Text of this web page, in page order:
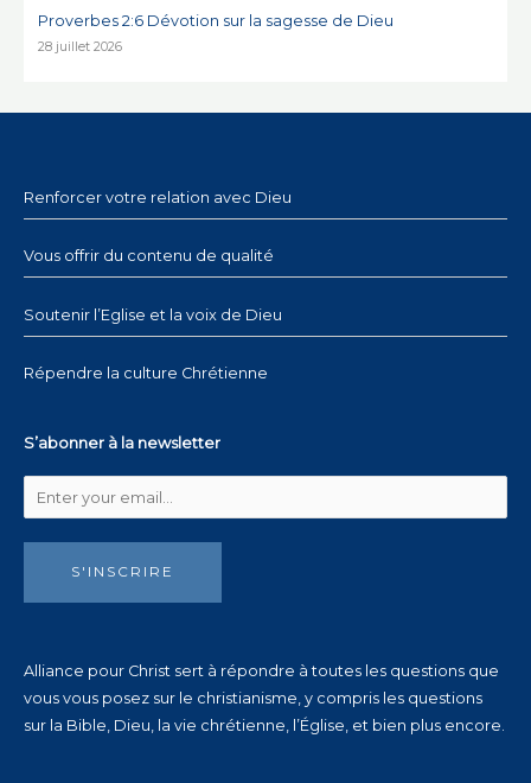
Proverbes 2:6 Dévotion sur la sagesse de Dieu
28 juillet 2026
Renforcer votre relation avec Dieu
Vous offrir du contenu de qualité
Soutenir l’Eglise et la voix de Dieu
Répendre la culture Chrétienne
S’abonner à la newsletter
S'INSCRIRE
Alliance pour Christ sert à répondre à toutes les questions que
vous vous posez sur le christianisme, y compris les questions
sur la Bible, Dieu, la vie chrétienne, l’Église, et bien plus encore.